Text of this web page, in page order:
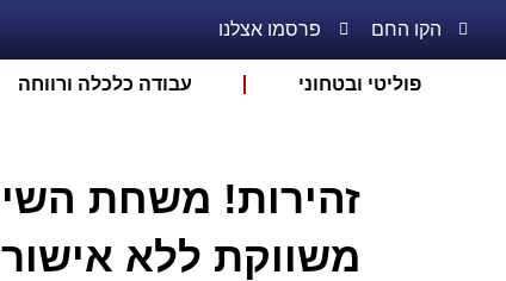
הקו החם פרסמו אצלנו
פוליטי ובטחוני עבודה כלכלה ורווחה
זהירות! משחת
משווקת ללא